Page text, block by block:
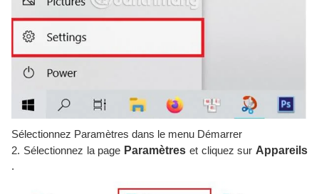
Sélectionnez Paramètres dans le menu Démarrer
2. Sélectionnez la page Paramètres et cliquez sur Appareils
.